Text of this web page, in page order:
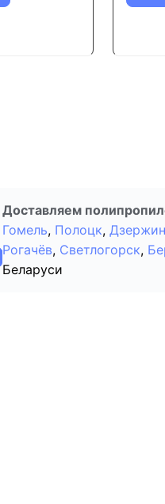
Доставляем
Гомель, Полоцк,
Рогачёв, Светлогорск,
Беларуси